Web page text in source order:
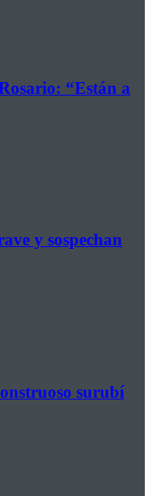
“Están a
y sospechan
surubí